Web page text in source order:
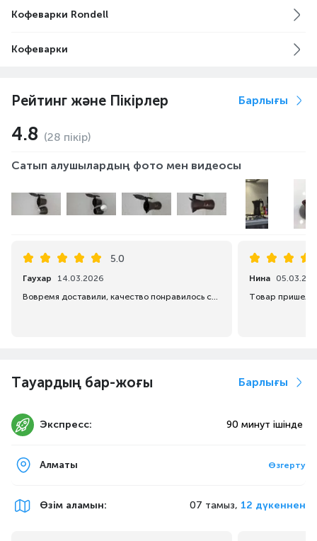
Кофеварки Rondell
Кофеварки
Рейтинг және Пікірлер Барлығы
4.8 (28 пікір)
Сатып алушылардың фото мен видеосы
5.0
Гаухар
14.03.2026
Вовремя доставили, качество понравилось советую всем, позже буду пить кофе.
Нина
Тауардың бар-жоғы Барлығы
Экспресс: 90 минут ішінде
Алматы Өзгерту
Өзім аламын: 07 тамыз, 12 дүкеннен